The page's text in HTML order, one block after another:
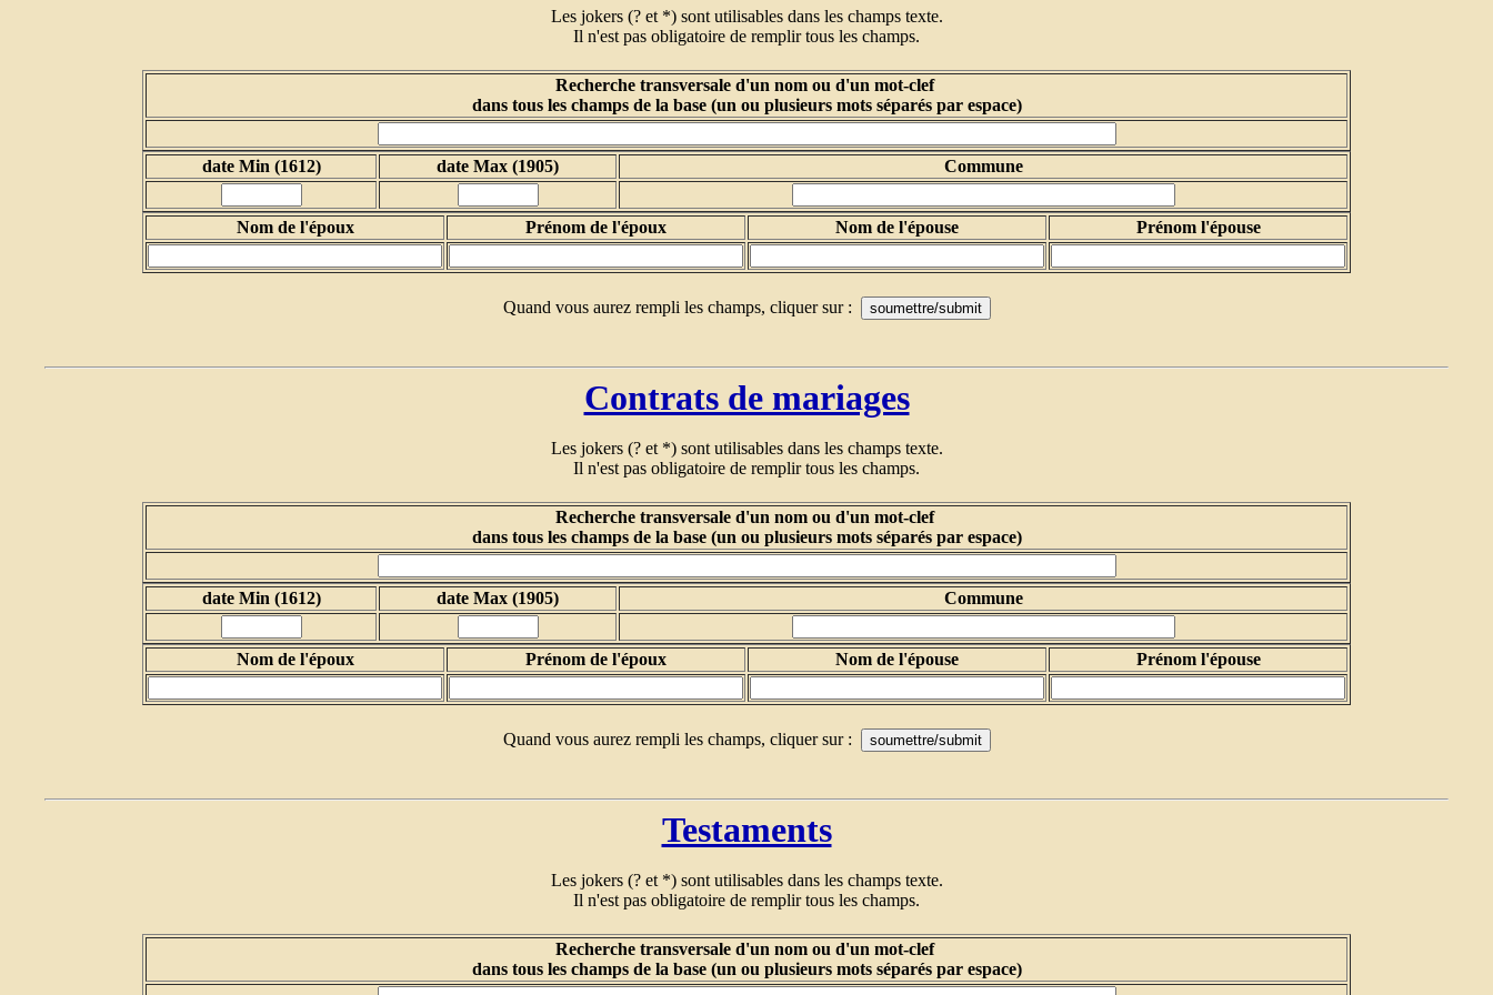
Les jokers (? et *) sont utilisables dans les champs texte.
Il n'est pas obligatoire de remplir tous les champs.
Recherche transversale d'un nom ou d'un mot-clef
dans tous les champs de la base (un ou plusieurs mots séparés par espace)
date Min (1612) date Max (1905) Commune
Nom de l'époux Prénom de l'époux Nom de l'épouse Prénom l'épouse
Quand vous aurez rempli les champs, cliquer sur :
Contrats de mariages
Les jokers (? et *) sont utilisables dans les champs texte.
Il n'est pas obligatoire de remplir tous les champs.
Recherche transversale d'un nom ou d'un mot-clef
dans tous les champs de la base (un ou plusieurs mots séparés par espace)
date Min (1612) date Max (1905) Commune
Nom de l'époux Prénom de l'époux Nom de l'épouse Prénom l'épouse
Quand vous aurez rempli les champs, cliquer sur :
Testaments
Les jokers (? et *) sont utilisables dans les champs texte.
Il n'est pas obligatoire de remplir tous les champs.
Recherche transversale d'un nom ou d'un mot-clef
dans tous les champs de la base (un ou plusieurs mots séparés par espace)